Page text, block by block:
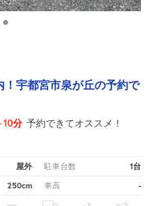
！宇都宮市泉が丘の予約で
10分 予約できてオススメ！
屋外 駐車台数 1台
250cm 車高 -